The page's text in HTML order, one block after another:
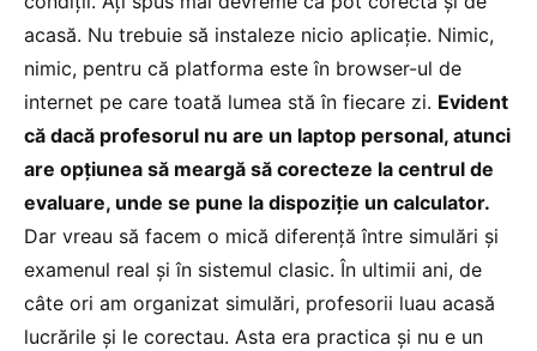
acasă. Nu trebuie să instaleze nicio aplicație. Nimic,
nimic, pentru că platforma este în browser-ul de
internet pe care toată lumea stă în fiecare zi. Evident
că dacă profesorul nu are un laptop personal, atunci
are opțiunea să meargă să corecteze la centrul de
evaluare, unde se pune la dispoziție un calculator.
Dar vreau să facem o mică diferență între simulări și
examenul real și în sistemul clasic. În ultimii ani, de
câte ori am organizat simulări, profesorii luau acasă
lucrările și le corectau. Asta era practica și nu e un